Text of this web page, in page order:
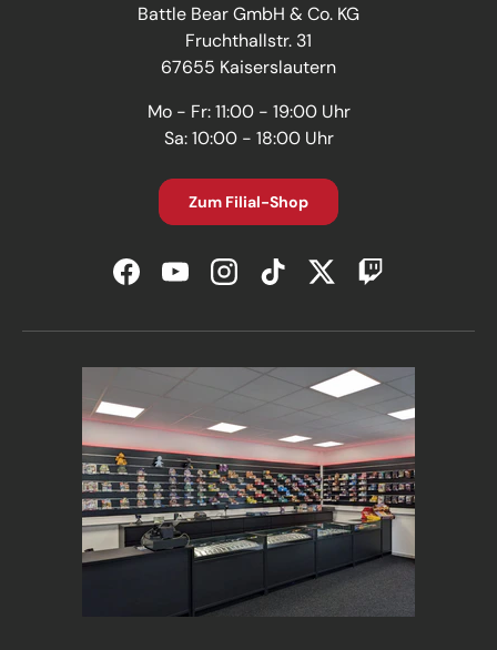
Battle Bear GmbH & Co. KG
Fruchthallstr. 31
67655 Kaiserslautern
Mo - Fr: 11:00 - 19:00 Uhr
Sa: 10:00 - 18:00 Uhr
Zum Filial-Shop
FacebookYouTubeInstagramTikTokTwitterTwitch